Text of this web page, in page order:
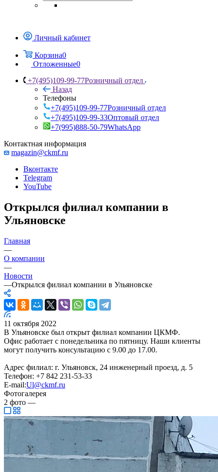
Личный кабинет
Корзина0
Отложенные0
+7(495)109-99-77Розничный отдел
Назад
Телефоны
+7(495)109-99-77Розничный отдел
+7(495)109-99-33Оптовый отдел
+7(995)888-50-79WhatsApp
Контактная информация
magazin@ckmf.ru
Вконтакте
Telegram
YouTube
Открылся филиал компании в
Ульяновске
Главная
—
О компании
—
Новости
—Открылся филиал компании в Ульяновске
11 октября 2022
В Ульяновске был открыт филиал компании ЦКМФ.
Офис работает с понедельника по пятницу. Наши клиенты
могут получить консультацию с 9.00 до 17.00.
Адрес филиал: г. Ульяновск, 24 инженерный проезд, д. 5
Телефон: +7 842 231-53-33
E-mail:Ul@ckmf.ru
Фотогалерея
2 фото —